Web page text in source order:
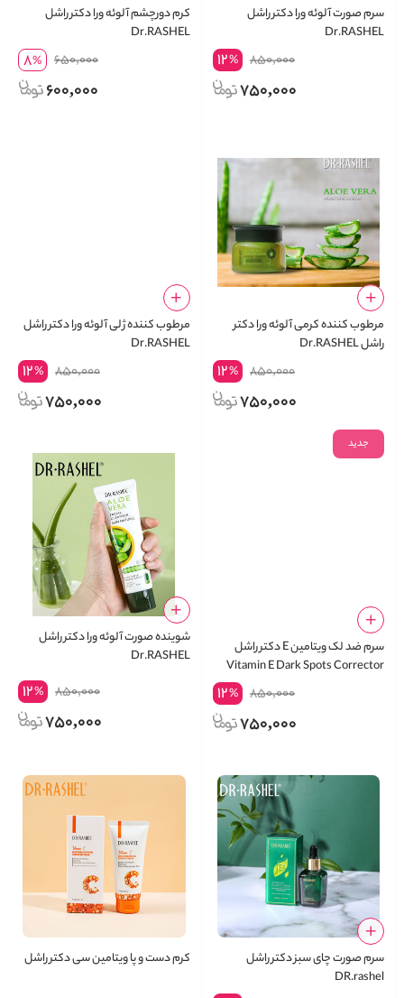
سرم صورت آلوئه ورا دکتر راشل
Dr.RASHEL
850,000
12%
750,000
کرم دورچشم آلوئه ورا دکتر راشل
Dr.RASHEL
650,000
8%
600,000
مرطوب‌ کننده کرمی آلوئه ورا دکتر
راشل Dr.RASHEL
850,000
12%
750,000
مرطوب‌ کننده ژلی آلوئه ورا دکتر راشل
Dr.RASHEL
850,000
12%
750,000
جدید
سرم ضد لک ویتامین E دکتر راشل
Vitamin E Dark Spots Corrector
850,000
12%
750,000
شوینده صورت آلوئه ورا دکتر راشل
Dr.RASHEL
850,000
12%
750,000
سرم صورت چای سبز دکتر راشل
DR.rashel
کرم دست و پا ویتامین سی دکتر راشل